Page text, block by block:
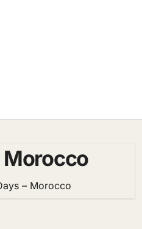
Morocco
– Morocco